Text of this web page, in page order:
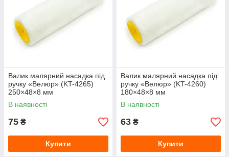
Валик малярний насадка під
ручку «Велюр» (KT-4265)
250×48×8 мм
В наявності
75 ₴
Купити
Валик малярний насадка під
ручку «Велюр» (KT-4260)
180×48×8 мм
В наявності
63 ₴
Купити